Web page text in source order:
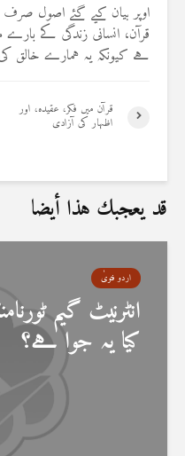
اوپر بیان کیے گئے اصول صرف
قرآن، انسانی زندگی کے
ہے کیونکہ یہ ہمارے
قرآن میں فکر، عقیدہ، اور
اظہار کی آزادی
قد يعجبك هذا أيضا
اردو فتویٰ
انٹرنیٹ گیم
کیا یہ جوا ہے؟